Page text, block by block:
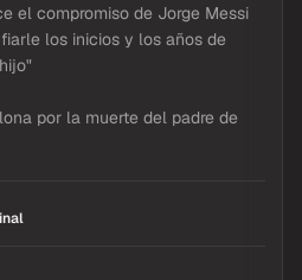
el compromiso de Jorge Messi
los inicios y los años de
por la muerte del padre de